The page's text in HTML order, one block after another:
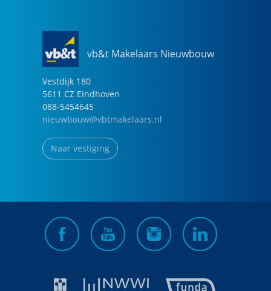
vb&t Makelaars Nieuwbouw
Vestdijk 180
5611 CZ Eindhoven
088-5454645
nieuwbouw@vbtmakelaars.nl
Naar vestiging